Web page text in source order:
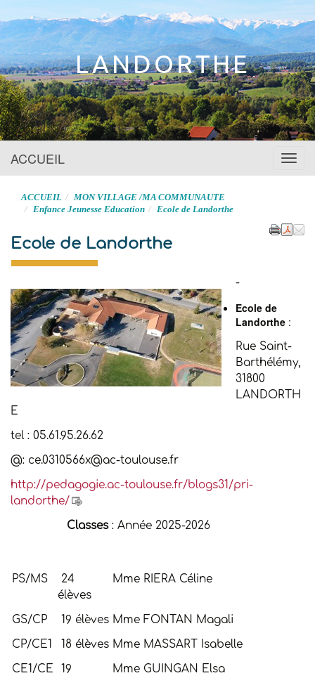
LANDORTHE
Menu
ACCUEIL
ACCUEIL
MON VILLAGE /MA COMMUNAUTE
Enfance Jeunesse Education
Ecole de Landorthe
Ecole de Landorthe
-
Ecole de
Landorthe :
Rue Saint-
Barthélémy,
31800
LANDORTH
E
tel : 05.61.95.26.62
@: ce.0310566x@ac-toulouse.fr
http://pedagogie.ac-toulouse.fr/blogs31/pri-
landorthe/
Classes: Année 2025-2026
PS/MS
24
élèves
Mme RIERA Céline
GS/CP 19 élèves Mme FONTAN Magali
CP/CE1
18 élèves Mme MASSART Isabelle
CE1/CE
19
Mme GUINGAN Elsa